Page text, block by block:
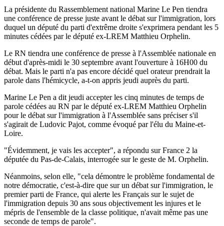
La présidente du Rassemblement national Marine Le Pen tiendra
une conférence de presse juste avant le débat sur l'immigration, lors
duquel un député du parti d'extrême droite s'exprimera pendant les 5
minutes cédées par le député ex-LREM Matthieu Orphelin.
Le RN tiendra une conférence de presse à l'Assemblée nationale en
début d'après-midi le 30 septembre avant l'ouverture à 16H00 du
débat. Mais le parti n'a pas encore décidé quel orateur prendrait la
parole dans l'hémicycle, a-t-on appris jeudi auprès du parti.
Marine Le Pen a dit jeudi accepter les cinq minutes de temps de
parole cédées au RN par le député ex-LREM Matthieu Orphelin
pour le débat sur l'immigration à l'Assemblée sans préciser s'il
s'agirait de Ludovic Pajot, comme évoqué par l'élu du Maine-et-
Loire.
"Évidemment, je vais les accepter", a répondu sur France 2 la
députée du Pas-de-Calais, interrogée sur le geste de M. Orphelin.
Néanmoins, selon elle, "cela démontre le problème fondamental de
notre démocratie, c'est-à-dire que sur un débat sur l'immigration, le
premier parti de France, qui alerte les Français sur le sujet de
l'immigration depuis 30 ans sous objectivement les injures et le
mépris de l'ensemble de la classe politique, n'avait même pas une
seconde de temps de parole".